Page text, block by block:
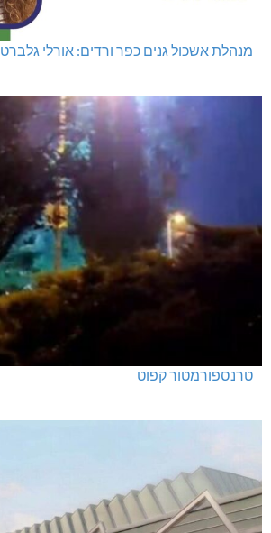
מנהלת אשכול גנים כפר ורדים: אורלי גלברט
טרנספורמטור קפוט